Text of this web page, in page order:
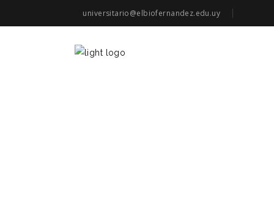
universitario@elbiofernandez.edu.uy